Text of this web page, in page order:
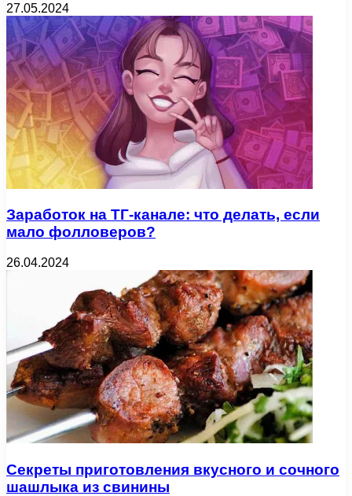
27.05.2024
Заработок на ТГ-канале: что делать, если
мало фолловеров?
26.04.2024
Секреты приготовления вкусного и сочного
шашлыка из свинины